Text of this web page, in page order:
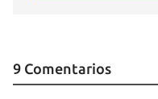
9 Comentarios